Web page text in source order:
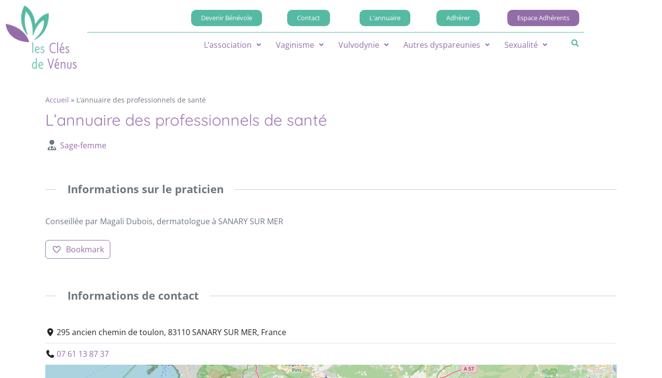
Devenir Bénévole Contact L'annuaire Adhérer Espace Adhérents
L’association Vaginisme Vulvodynie Autres dyspareunies Sexualité
Accueil » L’annuaire des professionnels de santé
L’annuaire des professionnels de santé
Sage-femme
Informations sur le praticien
Conseillée par Magali Dubois, dermatologue à SANARY SUR MER
Bookmark
Informations de contact
295 ancien chemin de toulon, 83110 SANARY SUR MER, France
07 61 13 87 37